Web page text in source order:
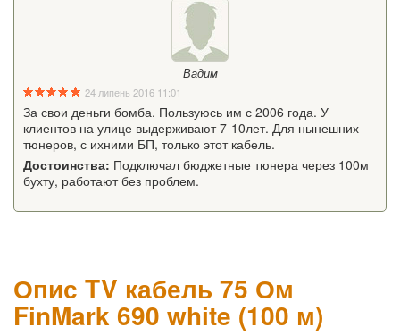
Вадим
24 липень 2016 11:01
За свои деньги бомба. Пользуюсь им с 2006 года. У
клиентов на улице выдерживают 7-10лет. Для нынешних
тюнеров, с ихними БП, только этот кабель.
Достоинства: Подключал бюджетные тюнера через 100м
бухту, работают без проблем.
Опис TV кабель 75 Ом
FinMark 690 white (100 м)